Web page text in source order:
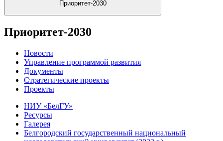
Приоритет-2030
Приоритет-2030
Новости
Управление программой развития
Документы
Стратегические проекты
Проекты
НИУ «БелГУ»
Ресурсы
Галерея
Белгородский государственный национальный